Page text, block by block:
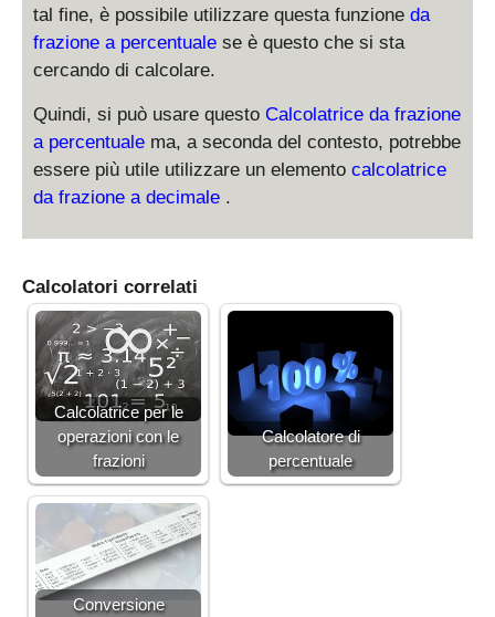
tal fine, è possibile utilizzare questa funzione da
frazione a percentuale se è questo che si sta
cercando di calcolare.
Quindi, si può usare questo Calcolatrice da frazione
a percentuale ma, a seconda del contesto, potrebbe
essere più utile utilizzare un elemento calcolatrice
da frazione a decimale .
Calcolatori correlati
Calcolatrice per le
operazioni con le
frazioni
Calcolatore di
percentuale
Conversione